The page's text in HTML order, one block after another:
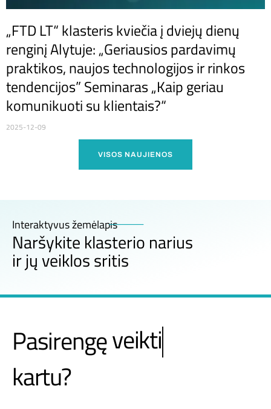
„FTD LT“ klasteris kviečia į dviejų dienų
renginį Alytuje: „Geriausios pardavimų
praktikos, naujos technologijos ir rinkos
tendencijos” Seminaras „Kaip geriau
komunikuoti su klientais?“
2025-12-09
VISOS NAUJIENOS
Interaktyvus žemėlapis
Naršykite klasterio narius
ir jų veiklos sritis
Pasirengęveikti
kartu?